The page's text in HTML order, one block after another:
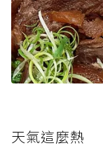
天氣這麼熱